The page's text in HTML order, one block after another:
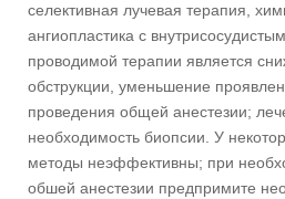
селективная лучевая терапия,
ангиопластика с
проводимой терапии является
обструкции, уменьшение
проведения общей анестезии;
необходимость биопсии. У
методы неэффективны; при
обшей анестезии предпримите